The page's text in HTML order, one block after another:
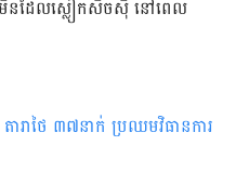
ន​ដែល​ស្លៀក​សិច​ស៊ី នៅ​ពេល​
រាថៃ ៣៧​នាក់ ប្រឈម​វិធានការ​